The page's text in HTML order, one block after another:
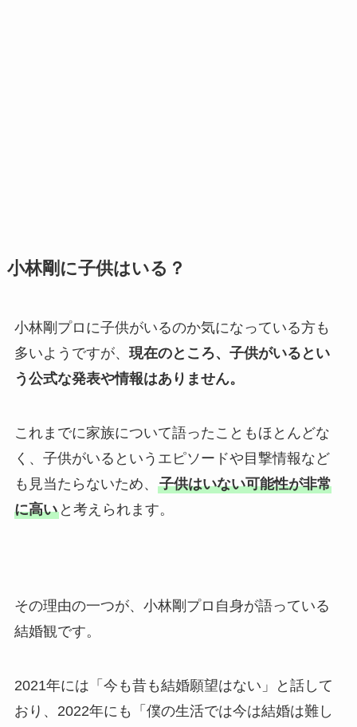
小林剛に子供はいる？
小林剛プロに子供がいるのか気になっている方も
多いようですが、 現在のところ、子供がいるとい
う公式な発表や情報はありません。
これまでに家族について語ったこともほとんどな
く、子供がいるというエピソードや目撃情報など
も見当たらないため、 子供はいない可能性が非常
に高いと考えられます。
その理由の一つが、小林剛プロ自身が語っている
結婚観です。
2021年には「今も昔も結婚願望はない」と話して
おり、2022年にも「僕の生活では今は結婚は難し